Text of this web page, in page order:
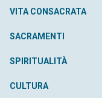
VITA CONSACRATA
SACRAMENTI
SPIRITUALITÀ
CULTURA